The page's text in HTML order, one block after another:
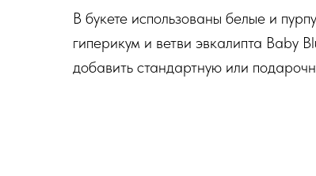
В букете использованы белые и
гиперикум и ветви эвкалипта Baby
добавить стандартную или